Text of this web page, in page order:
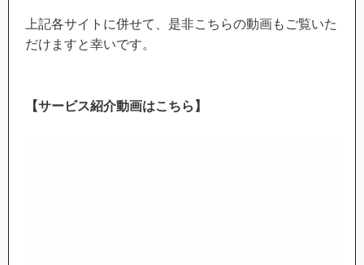
上記各サイトに併せて、是非こちらの動画もご覧いた
だけますと幸いです。
【サービス紹介動画はこちら】